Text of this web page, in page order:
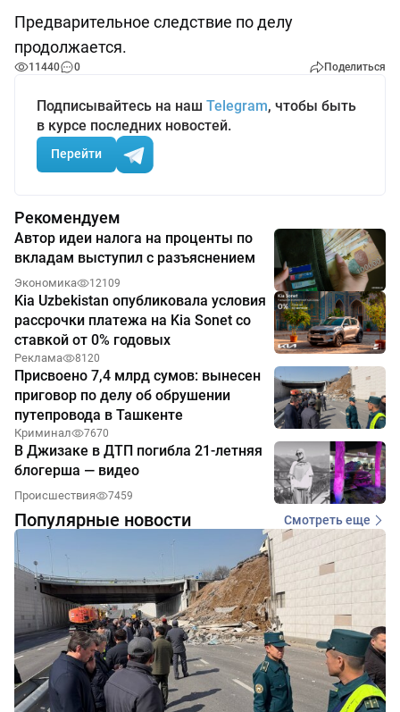
Предварительное следствие по делу
продолжается.
11440 0 Поделиться
Подписывайтесь на наш Telegram, чтобы быть
в курсе последних новостей.
Перейти
Рекомендуем
Автор идеи налога на проценты по
вкладам выступил с разъяснением
Экономика 12109
Kia Uzbekistan опубликовала условия
рассрочки платежа на Kia Sonet со
ставкой от 0% годовых
Реклама 8120
Присвоено 7,4 млрд сумов: вынесен
приговор по делу об обрушении
путепровода в Ташкенте
Криминал 7670
В Джизаке в ДТП погибла 21-летняя
блогерша — видео
Происшествия 7459
Популярные новости Смотреть еще